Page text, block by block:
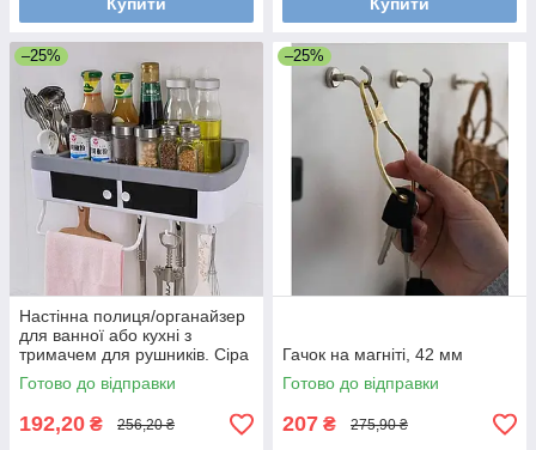
Купити Купити
–25%
Настінна полиця/органайзер
для ванної або кухні з
тримачем для рушників. Сіра
Готово до відправки
192,20 ₴ 256,20 ₴
–25%
Гачок на магніті, 42 мм
Готово до відправки
207 ₴ 275,90 ₴